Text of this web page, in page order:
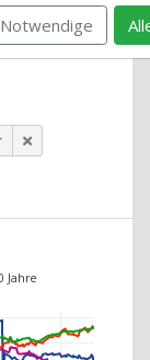
Jahre